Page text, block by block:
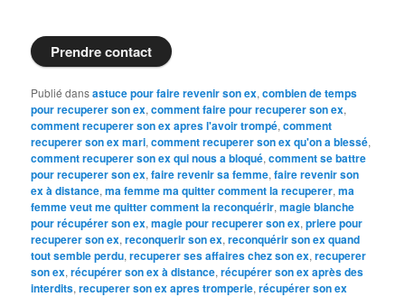
Prendre contact
Publié dansastuce pour faire revenir son ex,combien de temps
pour recuperer son ex,comment faire pour recuperer son ex,
comment recuperer son ex apres l'avoir trompé,comment
recuperer son ex mari,comment recuperer son ex qu'on a blessé,
comment recuperer son ex qui nous a bloqué,comment se battre
pour recuperer son ex,faire revenir sa femme,faire revenir son
ex à distance,ma femme ma quitter comment la recuperer,ma
femme veut me quitter comment la reconquérir,magie blanche
pour récupérer son ex,magie pour recuperer son ex,priere pour
recuperer son ex,reconquerir son ex,reconquérir son ex quand
tout semble perdu,recuperer ses affaires chez son ex,recuperer
son ex,récupérer son ex à distance,récupérer son ex après des
interdits,recuperer son ex apres tromperie,récupérer son ex